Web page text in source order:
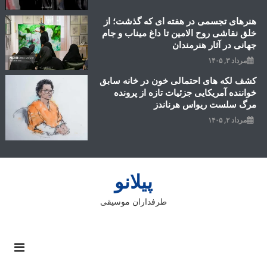
هنرهای تجسمی در هفته ای که گذشت؛ از
خلق نقاشی روح الامین تا داغ میناب و جام
جهانی در آثار هنرمندان
مرداد ۳, ۱۴۰۵
کشف لکه های احتمالی خون در خانه سابق
خواننده آمریکایی جزئیات تازه از پرونده
مرگ سلست ریواس هرناندز
مرداد ۲, ۱۴۰۵
پیلانو
طرفداران موسیقی